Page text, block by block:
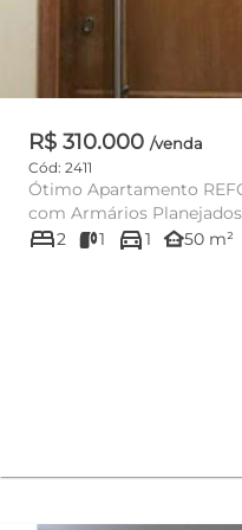
R$ 310.000 /venda
Cód: 2411
Ótimo Apartamento
com Armários
Ampla para 02 Ambient...
bed2 1 directions_car1 other_houses50 m²